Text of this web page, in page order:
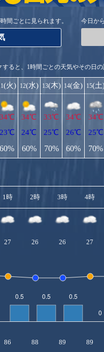
間ごとに見られます。 今日か
すると、1時間ごとの天気やその日の
(火)
34℃
23℃
60%
12(水)
34℃
24℃
60%
13(木)
33℃
25℃
70%
14(金)
34℃
26℃
60%
15(土
34℃
25℃
70%
1時 2時 3時 4時
27 26 26 27
86 88 89 89